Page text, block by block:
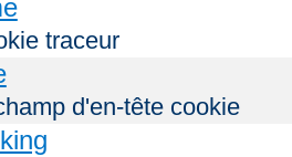
traceur
d'en-tête cookie